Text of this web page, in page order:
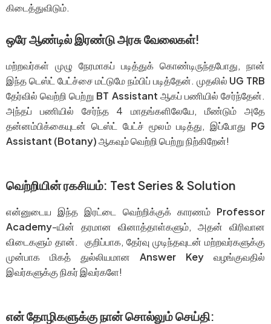
கிடைத்துவிடும்.
ஒரே ஆண்டில் இரண்டு அரசு வேலைகள்!
மற்றவர்கள் முழு நேரமாகப் படித்துக் கொண்டிருந்தபோது, நான்
இந்த டெஸ்ட் பேட்ச்சை மட்டுமே நம்பிப் படித்தேன். முதலில் UG TRB
தேர்வில் வெற்றி பெற்று BT Assistant ஆகப் பணியில் சேர்ந்தேன்.
அந்தப் பணியில் சேர்ந்த 4 மாதங்களிலேயே, மீண்டும் அதே
தன்னம்பிக்கையுடன் டெஸ்ட் பேட்ச் மூலம் படித்து, இப்போது PG
Assistant (Botany)ஆகவும் வெற்றி பெற்று நிற்கிறேன்!
வெற்றியின் ரகசியம்: Test Series & Solution
என்னுடைய இந்த இரட்டை வெற்றிக்குக் காரணம் Professor
Academy-யின் தரமான வினாத்தாள்களும், அதன் விரிவான
விடைகளும் தான். குறிப்பாக, தேர்வு முடிந்தவுடன் மற்றவர்களுக்கு
முன்பாக மிகத் துல்லியமான Answer Key வழங்குவதில்
இவர்களுக்கு நிகர் இவர்களே!
என் தோழிகளுக்கு நான் சொல்லும் செய்தி: